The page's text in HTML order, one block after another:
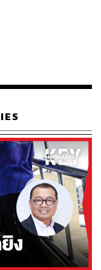
า (อินเดีย) ใน
ธุ์เดลตานี้จะแพร่
องประเทศ ทำให้
รถไม่พอในการ
หัวหน้าศูนย์
ยาคลินิก คณะ
ลัย ได้แสดงความ
รัสกลายพันธุ์ไว้ว่า
ได้รับวีคซีนที่กระตุ้น
ะดับภูมิต้านทางสูง
ได้